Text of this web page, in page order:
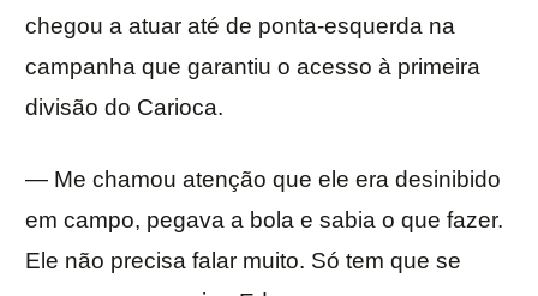
chegou a atuar até de ponta-esquerda na
campanha que garantiu o acesso à primeira
divisão do Carioca.
— Me chamou atenção que ele era desinibido
em campo, pegava a bola e sabia o que fazer.
Ele não precisa falar muito. Só tem que se